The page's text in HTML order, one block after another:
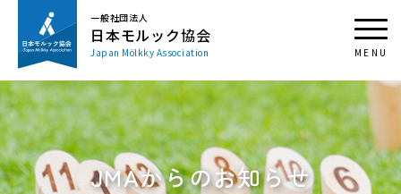
一般社団法人
日本モルック協会
Japan Mölkky Association
JMAからのお知らせ